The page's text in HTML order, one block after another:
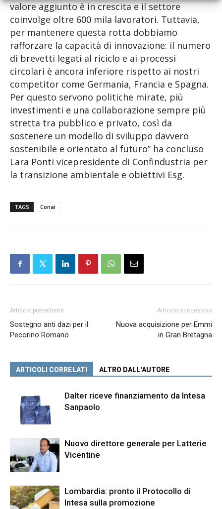
valore aggiunto è in crescita e il settore
coinvolge oltre 600 mila lavoratori. Tuttavia,
per mantenere questa rotta dobbiamo
rafforzare la capacità di innovazione: il numero
di brevetti legati al riciclo e ai processi
circolari è ancora inferiore rispetto ai nostri
competitor come Germania, Francia e Spagna.
Per questo servono politiche mirate, più
investimenti e una collaborazione sempre più
stretta tra pubblico e privato, così da
sostenere un modello di sviluppo davvero
sostenibile e orientato al futuro” ha concluso
Lara Ponti vicepresidente di Confindustria per
la transizione ambientale e obiettivi Esg.
TAGS Conai
Articolo precedente
Sostegno anti dazi per il
Pecorino Romano
Articolo successivo
Nuova acquisizione per Emmi
in Gran Bretagna
ARTICOLI CORRELATI ALTRO DALL'AUTORE
Dalter riceve finanziamento da Intesa
Sanpaolo
Nuovo direttore generale per Latterie
Vicentine
Lombardia: pronto il Protocollo di
Intesa sulla promozione